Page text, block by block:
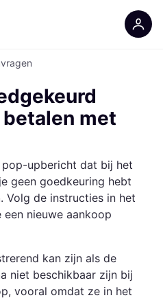
met
upbericht dat bij het
geen goedkeuring hebt
Volg de instructies in het
nieuwe aankoop
kan zijn als de
niet beschikbaar zijn bij
vooral omdat ze in het